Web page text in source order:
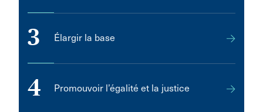
3 Élargir la base
4 Promouvoir l’égalité et la justice